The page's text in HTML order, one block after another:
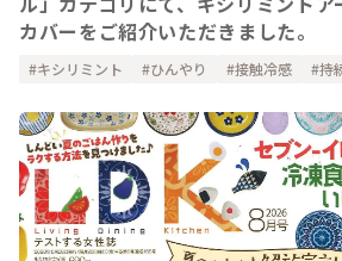
カバーをご紹介いただきました。
キシリミント ひんやり 接触冷感 持